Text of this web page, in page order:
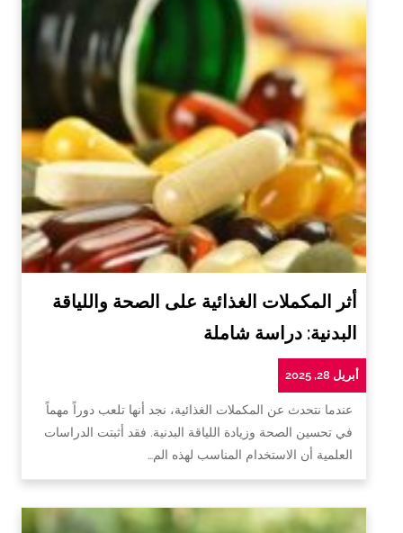
أثر المكملات الغذائية على الصحة واللياقة
البدنية: دراسة شاملة
أبريل 28, 2025
عندما نتحدث عن المكملات الغذائية، نجد أنها تلعب دوراً مهماً
في تحسين الصحة وزيادة اللياقة البدنية. فقد أثبتت الدراسات
العلمية أن الاستخدام المناسب لهذه الم…